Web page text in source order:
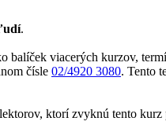
.
balíček viacerých kurzov,
čísle 02/4920 3080. Tento
ktorí zvyknú tento